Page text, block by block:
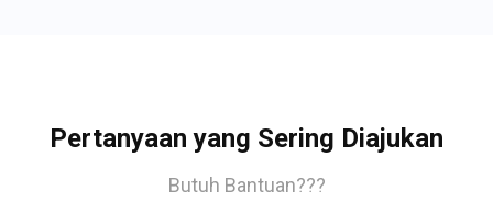
Pertanyaan yang Sering Diajukan
Butuh Bantuan???